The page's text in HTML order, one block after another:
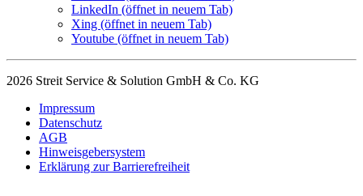
LinkedIn (öffnet in neuem Tab)
Xing (öffnet in neuem Tab)
Youtube (öffnet in neuem Tab)
2026 Streit Service & Solution GmbH & Co. KG
Impressum
Datenschutz
AGB
Hinweisgebersystem
Erklärung zur Barrierefreiheit